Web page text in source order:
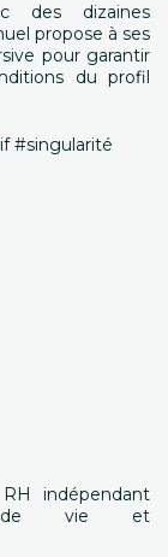
des dizaines
propose à ses
pour garantir
du profil
‌#singularité‌
indépendant
de vie et